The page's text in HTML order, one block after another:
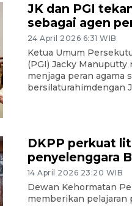
JK dan PGI
sebagai agen
24 April 2026 6:31 WIB
Ketua Umum
(PGI) Jacky
menjaga peran agama
bersilaturahimdengan
DKPP perkuat
penyelenggara
14 April 2026 23:20 WIB
Dewan Kehormatan
memberikan pelajaran